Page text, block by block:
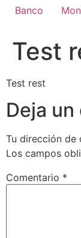
Banco
Test
Test rest
Deja
Tu dirección de
Los campos
Comentario *